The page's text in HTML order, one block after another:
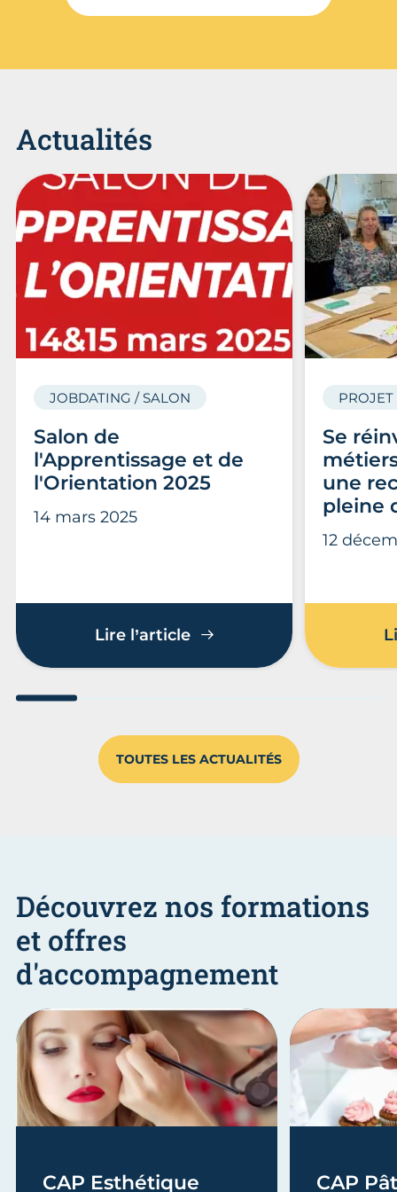
Actualités
Salon de
l'Apprentissage et de
l'Orientation 2025
JOBDATING / SALON
14 mars 2025
Lire l’articleSalon de
Se
une
pleine
12
TOUTES LES ACTUALITÉS
Découvrez nos formations
et offres
d'accompagnement
CAP Esthétique
CAP